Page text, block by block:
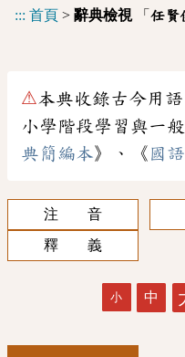
::: 首頁 > 辭典檢視「 任賢
⚠本典收錄古今用語
小學階段學習與一
典簡編本》、《 國
注 音
釋 義
小 中